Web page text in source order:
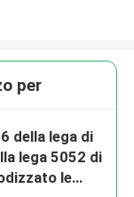
per
della lega di
lega 5052 di
le